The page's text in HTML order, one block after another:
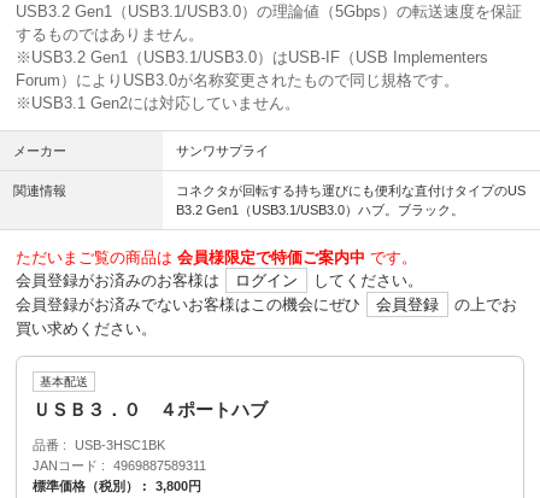
USB3.2 Gen1（USB3.1/USB3.0）の理論値（5Gbps）の転送速度を保証
するものではありません。
※USB3.2 Gen1（USB3.1/USB3.0）はUSB-IF（USB Implementers
Forum）によりUSB3.0が名称変更されたもので同じ規格です。
※USB3.1 Gen2には対応していません。
メーカー サンワサプライ
関連情報
コネクタが回転する持ち運びにも便利な直付けタイプのUS
B3.2 Gen1（USB3.1/USB3.0）ハブ。ブラック。
ただいまご覧の商品は 会員様限定で特価ご案内中 です。
会員登録がお済みのお客様は
ログイン
してください。
会員登録がお済みでないお客様はこの機会にぜひ
会員登録
の上でお
買い求めください。
基本配送
ＵＳＢ３．０ ４ポートハブ
品番
USB-3HSC1BK
JANコード
4969887589311
標準価格（税別）
3,800円